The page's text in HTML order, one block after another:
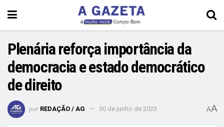
Plenária reforça importância da
democracia e estado democrático
de direito
por REDAÇÃO / AG 30 de junho de 2023 AA